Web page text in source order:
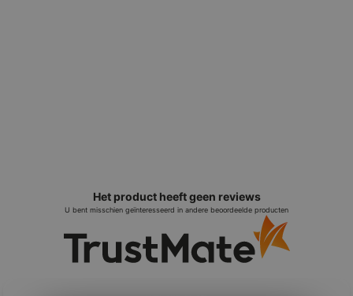
Het product heeft geen reviews
U bent misschien geïnteresseerd in andere beoordeelde producten